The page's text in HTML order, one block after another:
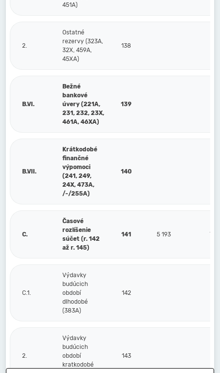
451A)
2.
Ostatné
rezervy (323A,
32X, 459A,
45XA)
138
B.VI.
Bežné
bankové
úvery (221A,
231, 232, 23X,
461A, 46XA)
139
B.VII.
Krátkodobé
finančné
výpomoci
(241, 249,
24X, 473A,
/-/255A)
140
C.
Časové
rozlíšenie
súčet (r. 142
až r. 145)
141 5 193 74
C.1.
Výdavky
budúcich
období
dlhodobé
(383A)
142
2.
Výdavky
budúcich
období
kratkodobé
143